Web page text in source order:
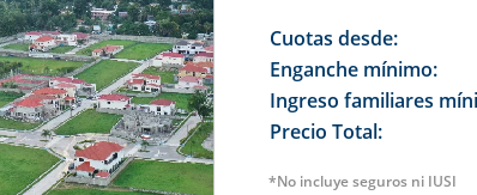
Cuotas desde:
Enganche mínimo:
Ingreso familiares
Precio Total:
*No incluye seguros ni IUSI